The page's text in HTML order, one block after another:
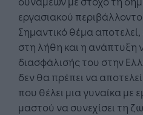
εργασιακού
Σημαντικό θέμα
στη λήθη και η ανάπτυξη
διασφάλισής του στην
δεν θα πρέπει να
που θέλει μια γυναίκα με
μαστού να συνεχίσει τη